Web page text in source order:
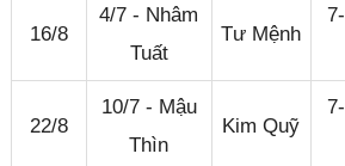
16/8
4/7 - Nhâm
Tuất
Tư Mệnh
22/8
10/7 - Mậu
Thìn
Kim Quỹ